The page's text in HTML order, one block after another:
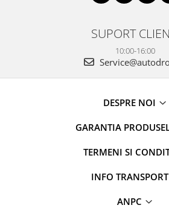
SUPORT
10:00-16:00
DESPRE NOI
GARANTIA
TERMENI SI
INFO TRANSPORT
ANPC